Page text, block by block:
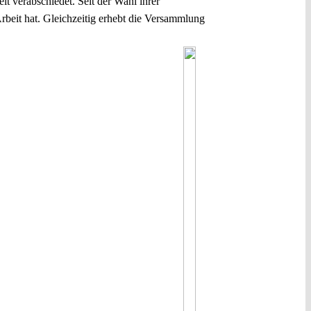
hat. Gleichzeitig erhebt die Versammlung